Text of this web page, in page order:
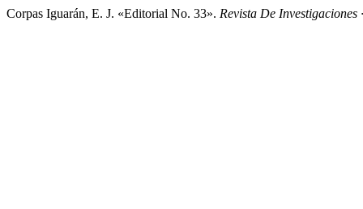
Corpas Iguarán, E. J. «Editorial No. 33». Revista De Investigaciones